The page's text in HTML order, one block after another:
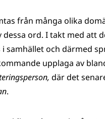
från många olika
ord. I takt med att
samhället och därmed
upplaga av
där det
.